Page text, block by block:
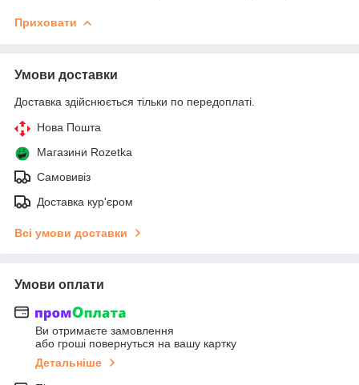
Приховати
Умови доставки
Доставка здійснюється тільки по передоплаті.
Нова Пошта
Магазини Rozetka
Самовивіз
Доставка кур'єром
Всі умови доставки
Умови оплати
Ви отримаєте замовлення
або гроші повернуться на вашу картку
Детальніше